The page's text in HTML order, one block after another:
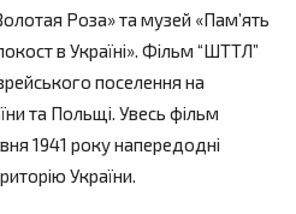
Роза» та музей «Пам’ять
в Україні». Фільм “ШТТЛ”
поселення на
та Польщі. Увесь фільм
1941 року напередодні
України.